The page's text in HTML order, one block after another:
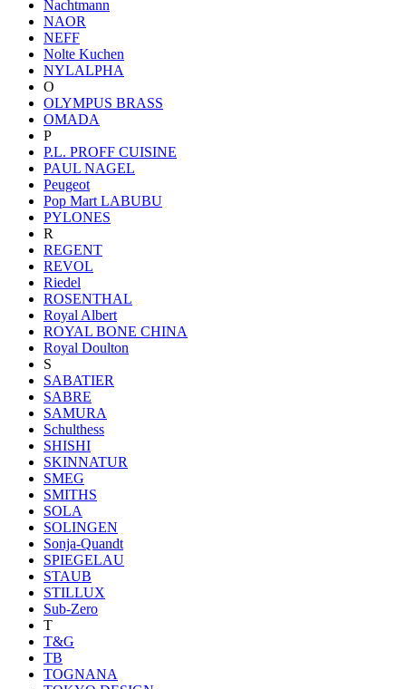
Nachtmann
NAOR
NEFF
Nolte Kuchen
NYLALPHA
O
OLYMPUS BRASS
OMADA
P
P.L. PROFF CUISINE
PAUL NAGEL
Peugeot
Pop Mart LABUBU
PYLONES
R
REGENT
REVOL
Riedel
ROSENTHAL
Royal Albert
ROYAL BONE CHINA
Royal Doulton
S
SABATIER
SABRE
SAMURA
Schulthess
SHISHI
SKINNATUR
SMEG
SMITHS
SOLA
SOLINGEN
Sonja-Quandt
SPIEGELAU
STAUB
STILLUX
Sub-Zero
T
T&G
TB
TOGNANA